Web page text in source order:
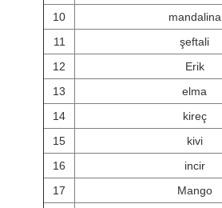
10
mandalina
11
şeftali
12
Erik
13
elma
14
kireç
15
kivi
16
incir
17
Mango